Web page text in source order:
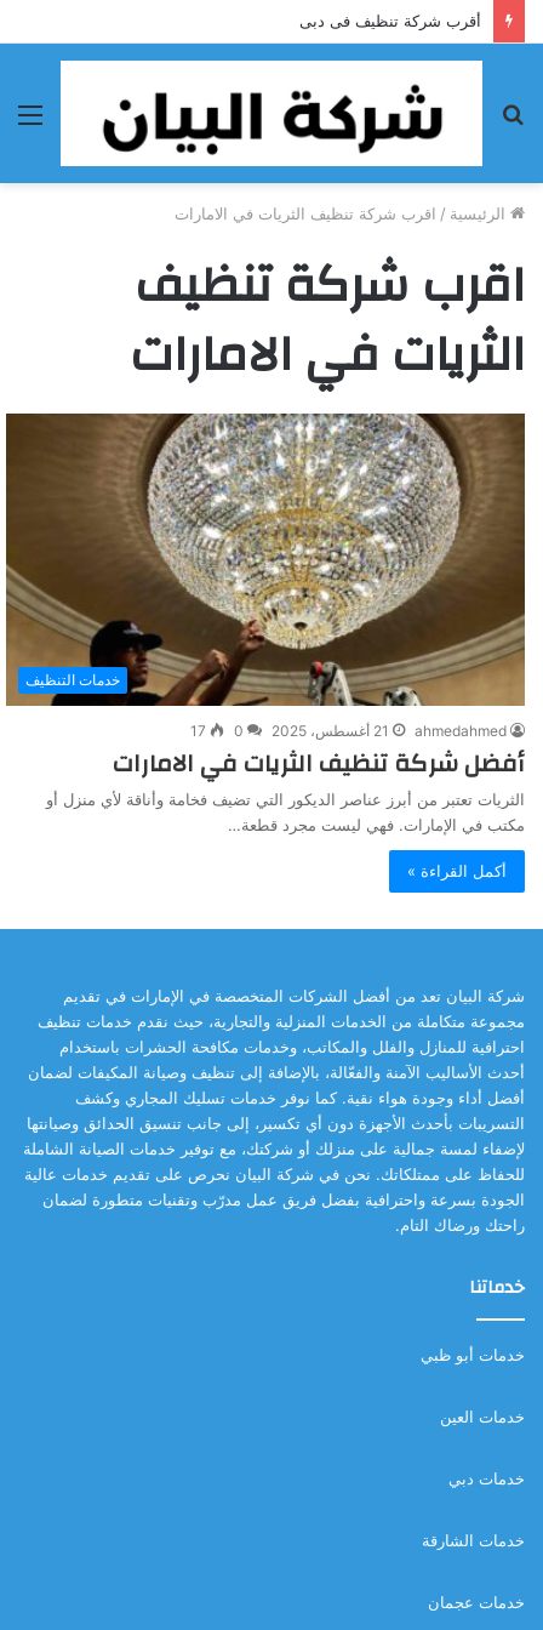
أقرب شركة تنظيف فى دبى
الرئيسية / اقرب شركة تنظيف الثريات في الامارات
اقرب شركة تنظيف
الثريات في الامارات
خدمات التنظيف
ahmedahmed 21 أغسطس، 2025 0
17
أفضل شركة تنظيف الثريات في الامارات
الثريات تعتبر من أبرز عناصر الديكور التي تضيف فخامة وأناقة لأي منزل أو
مكتب في الإمارات. فهي ليست مجرد قطعة…
أكمل القراءة »
شركة البيان تعد من أفضل الشركات المتخصصة في الإمارات في تقديم
مجموعة متكاملة من الخدمات المنزلية والتجارية، حيث نقدم خدمات تنظيف
احترافية للمنازل والفلل والمكاتب، وخدمات مكافحة الحشرات باستخدام
أحدث الأساليب الآمنة والفعّالة، بالإضافة إلى تنظيف وصيانة المكيفات لضمان
أفضل أداء وجودة هواء نقية. كما نوفر خدمات تسليك المجاري وكشف
التسريبات بأحدث الأجهزة دون أي تكسير، إلى جانب تنسيق الحدائق وصيانتها
لإضفاء لمسة جمالية على منزلك أو شركتك، مع توفير خدمات الصيانة الشاملة
للحفاظ على ممتلكاتك. نحن في شركة البيان نحرص على تقديم خدمات عالية
الجودة بسرعة واحترافية بفضل فريق عمل مدرّب وتقنيات متطورة لضمان
راحتك ورضاك التام.
خدماتنا
خدمات أبو ظبي
خدمات العين
خدمات دبي
خدمات الشارقة
خدمات عجمان